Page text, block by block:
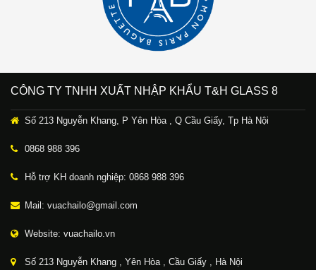
CÔNG TY TNHH XUẤT NHẬP KHẨU T&H GLASS 8
Số 213 Nguyễn Khang, P Yên Hòa , Q Cầu Giấy, Tp Hà Nội
0868 988 396
Hỗ trợ KH doanh nghiệp: 0868 988 396
Mail: vuachailo@gmail.com
Website: vuachailo.vn
Số 213 Nguyễn Khang , Yên Hòa , Cầu Giấy , Hà Nội